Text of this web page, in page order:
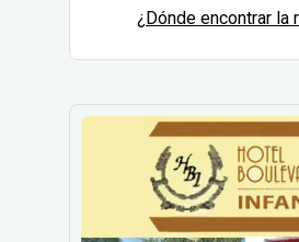
¿Dónde encontrar la